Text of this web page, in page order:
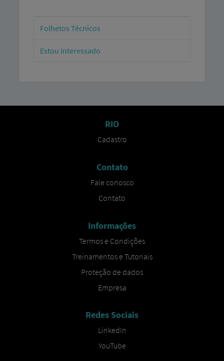
Folhetos Técnicos
Estou Interessado
RIO
Cadastro​
Contato
Fale conosco​
Contato
Informações
Termos e Condições
Treinamentos e Tutoriais
Proteção de dados
Empresa​
Redes Sociais
LinkedIn
YouTube